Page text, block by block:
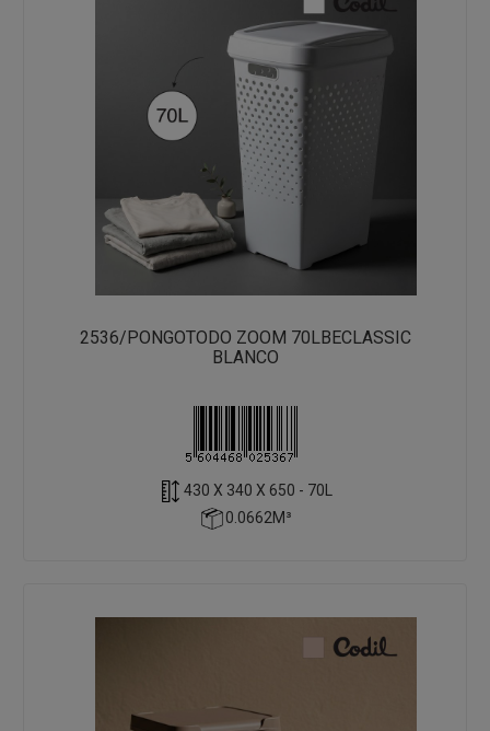
2536/PONGOTODO ZOOM 70LBECLASSIC
BLANCO
430 X 340 X 650 - 70L
0.0662M³